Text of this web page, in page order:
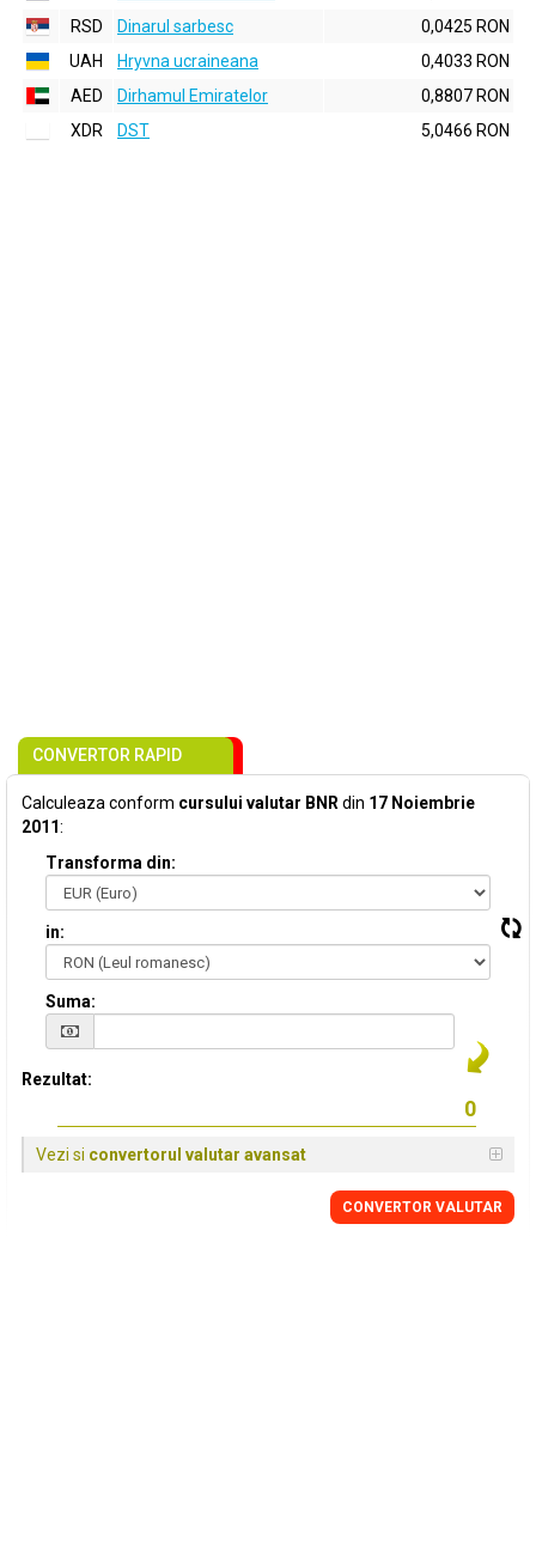
RSD
Dinarul sarbesc
0,0425 RON
UAH
Hryvna ucraineana
0,4033 RON
AED
Dirhamul Emiratelor
0,8807 RON
XDR
DST 5,0466 RON
CONVERTOR RAPID
Calculeaza conform cursului valutar BNR din 17 Noiembrie
2011:
Transforma din:
in:
Suma:
Rezultat:
Vezi si convertorul valutar avansat
CONVERTOR VALUTAR